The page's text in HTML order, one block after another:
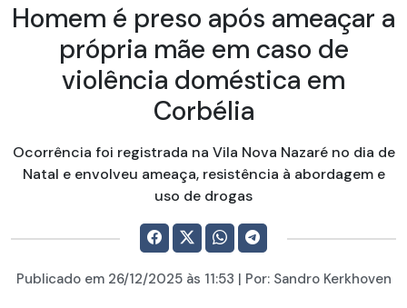
Homem é preso após ameaçar a
própria mãe em caso de
violência doméstica em
Corbélia
Ocorrência foi registrada na Vila Nova Nazaré no dia de
Natal e envolveu ameaça, resistência à abordagem e
uso de drogas
Publicado em 26/12/2025às 11:53 | Por: Sandro Kerkhoven